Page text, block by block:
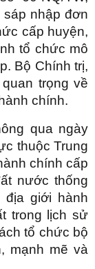
nhập đơn
cấp huyện,
tổ chức mô
Bộ Chính trị,
trọng về
chính.
qua ngày
thuộc Trung
chính cấp
nước thống
địa giới hành
trong lịch sử
tổ chức bộ
mạnh mẽ và